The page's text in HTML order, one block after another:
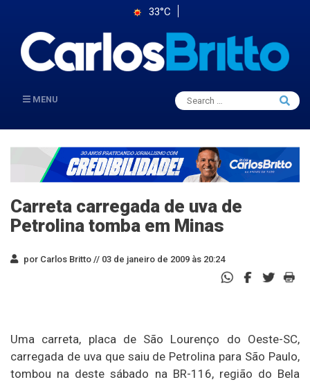
33°C
MENU
Search
for:
Search
Carreta carregada de uva de
Petrolina tomba em Minas
por Carlos Britto // 03 de janeiro de 2009 às 20:24
Uma carreta, placa de São Lourenço do Oeste-SC,
carregada de uva que saiu de Petrolina para São Paulo,
tombou na deste sábado na BR-116, região do Bela